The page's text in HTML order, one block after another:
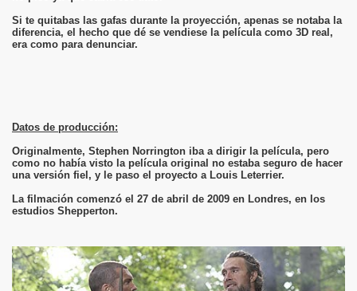
Si te quitabas las gafas durante la proyección, apenas se notaba la
diferencia, el hecho que dé se vendiese la película como 3D real,
era como para denunciar.
Datos de producción:
Originalmente, Stephen Norrington iba a dirigir la película, pero
como no había visto la película original no estaba seguro de hacer
una versión fiel, y le paso el proyecto a Louis Leterrier.
La filmación comenzó el 27 de abril de 2009 en Londres, en los
estudios Shepperton.